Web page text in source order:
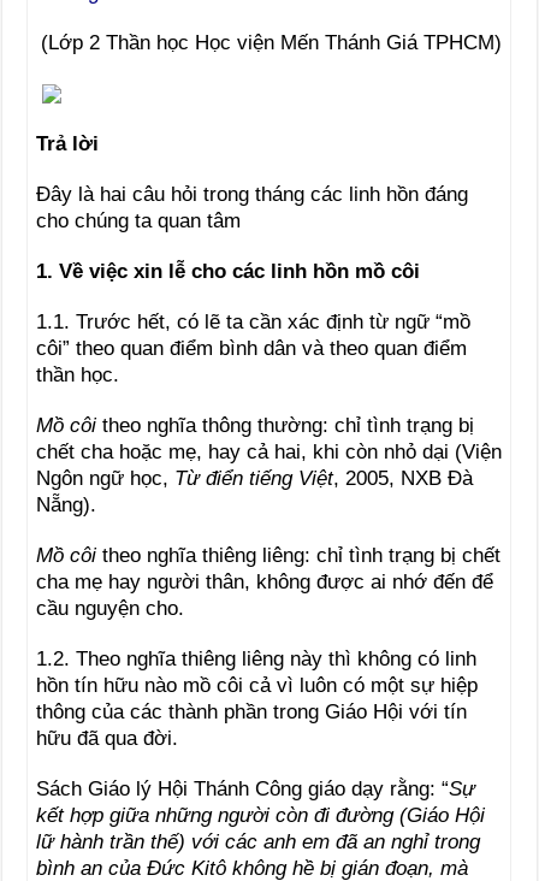
(Lớp 2 Thần học Học viện Mến Thánh Giá TPHCM)
Trả lời
Đây là hai câu hỏi trong tháng các linh hồn đáng
cho chúng ta quan tâm
1. Về việc xin lễ cho các linh hồn mồ côi
1.1. Trước hết, có lẽ ta cần xác định từ ngữ “mồ
côi” theo quan điểm bình dân và theo quan điểm
thần học.
Mồ côi theo nghĩa thông thường: chỉ tình trạng bị
chết cha hoặc mẹ, hay cả hai, khi còn nhỏ dại (Viện
Ngôn ngữ học, Từ điển tiếng Việt, 2005, NXB Đà
Nẵng).
Mồ côi theo nghĩa thiêng liêng: chỉ tình trạng bị chết
cha mẹ hay người thân, không được ai nhớ đến để
cầu nguyện cho.
1.2. Theo nghĩa thiêng liêng này thì không có linh
hồn tín hữu nào mồ côi cả vì luôn có một sự hiệp
thông của các thành phần trong Giáo Hội với tín
hữu đã qua đời.
Sách Giáo l‎ý Hội Thánh Công giáo dạy rằng: “Sự
kết hợp giữa những người còn đi đường (Giáo Hội
lữ hành trần thế) với các anh em đã an nghỉ trong
bình an của Đức Kitô không hề bị gián đoạn, mà